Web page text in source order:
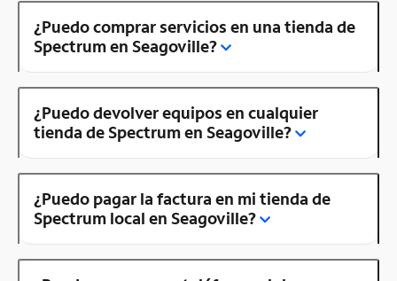
¿Puedo comprar servicios en una tienda de
Spectrum en Seagoville?
¿Puedo devolver equipos en cualquier
tienda de Spectrum en Seagoville?
¿Puedo pagar la factura en mi tienda de
Spectrum local en Seagoville?